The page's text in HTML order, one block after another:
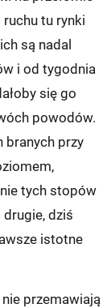
tu rynki
są nadal
i od tygodnia
się go
powodów.
branych przy
tych stopów
drugie, dziś
istotne
przemawiają